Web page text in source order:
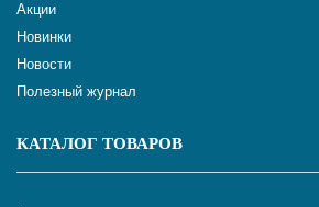
Акции
Новинки
Новости
Полезный журнал
КАТАЛОГ ТОВАРОВ